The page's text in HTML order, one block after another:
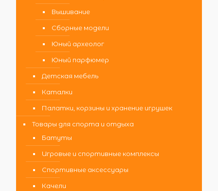
Вышивание
Сборные модели
Юный археолог
Юный парфюмер
Детская мебель
Каталки
Палатки, корзины и хранение игрушек
Товары для спорта и отдыха
Батуты
Игровые и спортивные комплексы
Спортивные аксессуары
Качели